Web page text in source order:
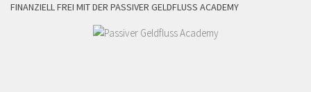
FINANZIELL FREI MIT DER PASSIVER GELDFLUSS ACADEMY